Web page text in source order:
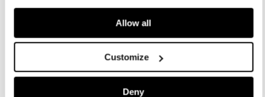
Allow all
Customize
Deny
AJOUTER AU PANIER
Livraison en 3-4 jours ouvrables Livraison gratuite et délai de retours